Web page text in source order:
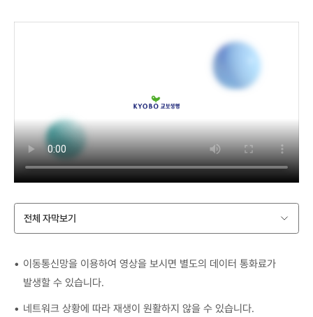
전체 자막보기
이동통신망을 이용하여 영상을 보시면 별도의 데이터 통화료가
발생할 수 있습니다.
네트워크 상황에 따라 재생이 원활하지 않을 수 있습니다.